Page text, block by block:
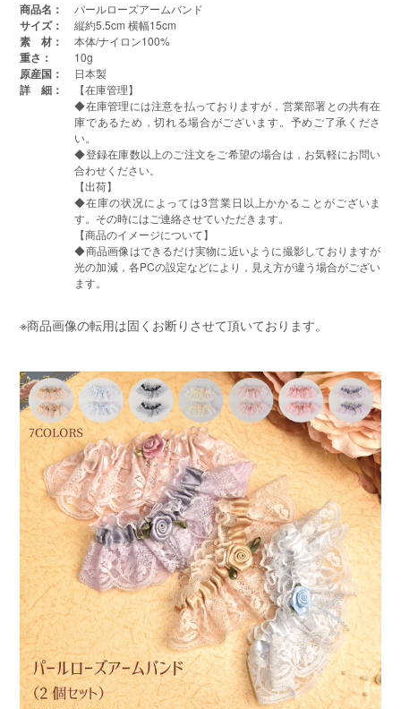
商品名： パールローズアームバンド
サイズ： 縦約5.5cm 横幅15cm
素 材： 本体/ナイロン100%
重さ： 10g
原産国： 日本製
詳 細：
【在庫管理】
◆在庫管理には注意を払っておりますが，営業部署との共有在
庫であるため，切れる場合がございます。予めご了承くださ
い。
◆登録在庫数以上のご注文をご希望の場合は，お気軽にお問い
合わせください。
【出荷】
◆在庫の状况によっては3営業日以上かかることがございま
す。その時にはご連絡させていただきます。
【商品のイメージについて】
◆商品画像はできるだけ実物に近いように撮影しておりますが
光の加減，各PCの設定などにより，見え方が違う場合がござい
ます。
※商品画像の転用は固くお断りさせて頂いております。